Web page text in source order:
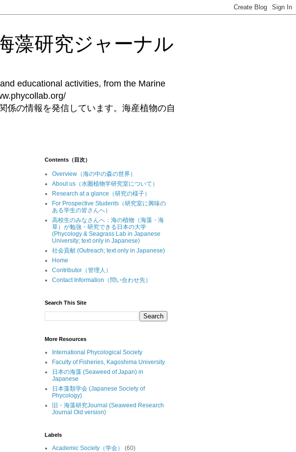
藻研究ジャーナル
educational activities, from the Marine
University. www.phycollab.org/
係の情報を発信しています。海産植物の自
Contents（目次）
Overview（海の中の森の世界）
About us（水圏植物学研究室について）
Research at a glance（研究の様子）
For Prospective Students（研究室に興味の
ある学生の皆さんへ）
高校生のみなさんへ：海の植物（海藻・海
草）が勉強・研究できる日本の大学
(Phycology & Seagrass Lab in Japanese
University; text only in Japanese)
社会貢献 (Outreach; text only in Japanese)
Home
Contributor（管理人）
Contact Information（問い合わせ先）
Search This Site
More Resources
International Phycological Society
Faculty of Fisheries, Kagoshima University
日本の海藻 (Seaweed of Japan) in
Japanese
日本藻類学会 (Japanese Society of
Phycology)
旧・海藻研究Journal (Seaweed Research
Journal Old version)
Labels
Academic Society（学会）
(60)